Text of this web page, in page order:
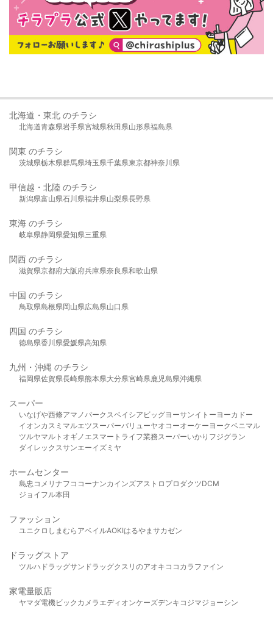
北海道・東北 のチラシ
北海道青森県岩手県宮城県秋田県山形県福島県
関東 のチラシ
茨城県栃木県群馬県埼玉県千葉県東京都神奈川県
甲信越・北陸 のチラシ
新潟県富山県石川県福井県山梨県長野県
東海 のチラシ
岐阜県静岡県愛知県三重県
関西 のチラシ
滋賀県京都府大阪府兵庫県奈良県和歌山県
中国 のチラシ
鳥取県島根県岡山県広島県山口県
四国 のチラシ
徳島県香川県愛媛県高知県
九州・沖縄 のチラシ
福岡県佐賀県長崎県熊本県大分県宮崎県鹿児島県沖縄県
スーパー
いなげや西條アマノパークスベイシア ビッグヨーサンイトーヨーカドー
イオンカスミ マルエツスーパーバリューヤオコーオーケー ヨークベニマル
ツルヤマルト オギノ エスマート ライフ業務スーパーいかり フジグラン
ダイレックスサンエーイズミヤ
ホームセンター
島忠 コメリ ナフコ コーナンカインズアストロプロダクツDCM
ジョイフル本田
ファッション
ユニクロ しまむら アベイルAOKIはるやま サカゼン
ドラッグストア
ツルハドラッグサンドラッグクスリのアオキ ココカラファイン
家電量販店
ヤマダ電機ビックカメラ エディオンケーズデンキ コジマジョーシン